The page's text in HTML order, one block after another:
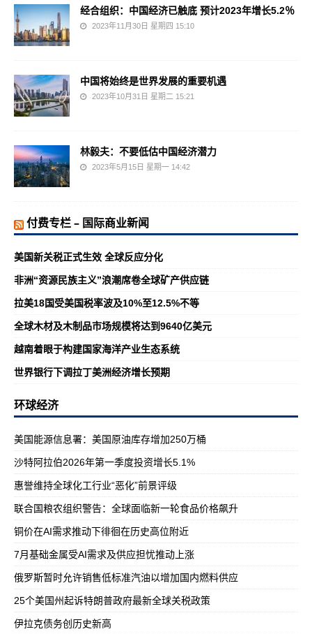
经合组织：中国经济已触底 预计2023年增长5.2％
2023年11月30日 星期四 15:10
中国将始终是世界发展的重要机遇
2023年10月31日 星期二 15:21
林毅夫：不要低估中国经济潜力
2023年5月15日 星期一 14:42
付费专栏 – 国际商业新闻
美国新关税正式生效 全球反应分化
非洲“资源民族主义”浪潮席卷全球矿产供应链
拉美18国受美国税率波及10%至12.5%不等
全球木材及木制品市场规模将达到9640亿美元
越南着眼于构建国家海洋产业生态系统
世界银行下调拉丁美洲经济增长预期
环球经济
美国能源信息署：美国原油库存增加250万桶
沙特阿拉伯2026年第一季度投资增长5.1%
惠誉维持全球化工行业“恶化”前景评级
联合国粮农组织警告：全球面临新一轮食品价格飙升
铜价在AI需求推动下徘徊在历史高位附近
7月基础金属受AI需求及供应担忧推动上涨
俄罗斯暂时允许销售低标准汽油以增加国内燃料供应
25个美国州起诉特朗普政府最新全球关税政策
伊拉克债务创历史新高